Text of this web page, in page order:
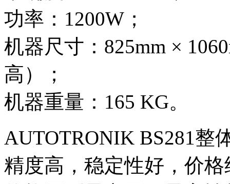
功率：1200W；
机器尺寸：825mm ×
高）；
机器重量：165 KG。
AUTOTRONIK BS281整
精度高，稳定性好，价